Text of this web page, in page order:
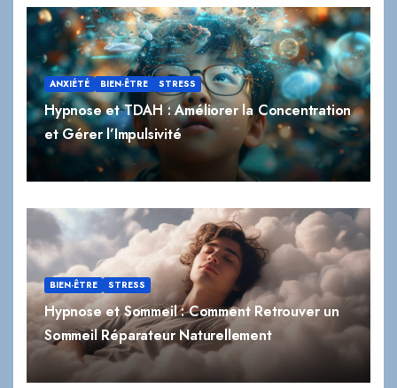
ANXIÉTÉ BIEN-ÊTRE STRESS
Hypnose et TDAH : Améliorer la Concentration
et Gérer l’Impulsivité
BIEN-ÊTRE STRESS
Hypnose et Sommeil : Comment Retrouver un
Sommeil Réparateur Naturellement